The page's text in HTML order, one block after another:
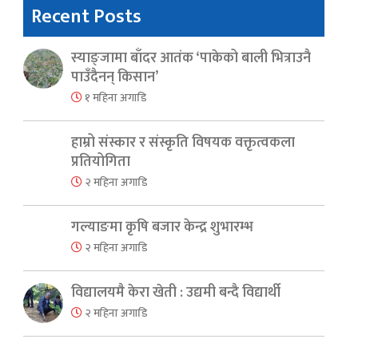
Recent Posts
स्याङ्जामा बाँदर आतंक ‘पाकेको बाली भित्राउनै
पाउँदैनन् किसान’
१ महिना अगाडि
हाम्रो संस्कार र संस्कृति विषयक वक्तृत्वकला
प्रतियोगिता
२ महिना अगाडि
गल्याङमा कृषि बजार केन्द्र शुभारम्भ
२ महिना अगाडि
विद्यालयमै केरा खेती : उद्यमी बन्दै विद्यार्थी
२ महिना अगाडि